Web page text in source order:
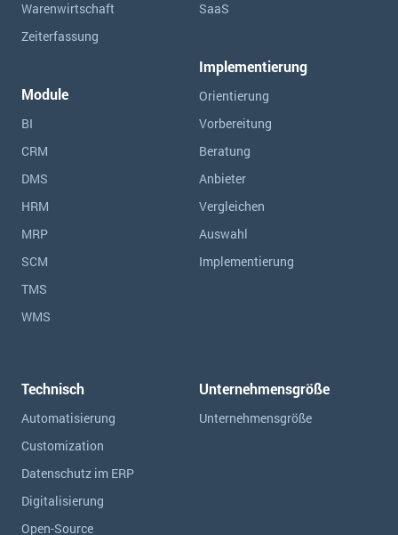
Warenwirtschaft
Zeiterfassung
Module
BI
CRM
DMS
HRM
MRP
SCM
TMS
WMS
SaaS
Implementierung
Orientierung
Vorbereitung
Beratung
Anbieter
Vergleichen
Auswahl
Implementierung
Technisch
Automatisierung
Customization
Datenschutz im ERP
Digitalisierung
Open-Source
Unternehmensgröße
Unternehmensgröße